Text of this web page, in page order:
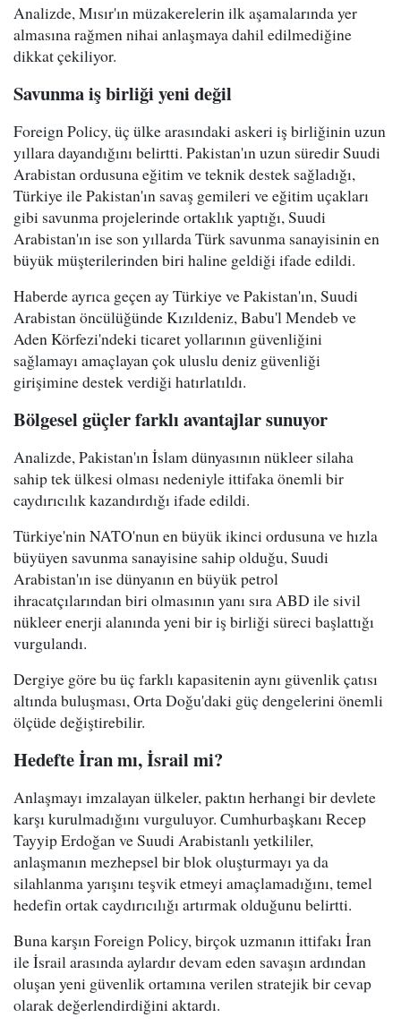
Analizde, Mısır'ın müzakerelerin ilk aşamalarında yer
almasına rağmen nihai anlaşmaya dahil edilmediğine
dikkat çekiliyor.
Savunma iş birliği yeni değil
Foreign Policy, üç ülke arasındaki askeri iş birliğinin uzun
yıllara dayandığını belirtti. Pakistan'ın uzun süredir Suudi
Arabistan ordusuna eğitim ve teknik destek sağladığı,
Türkiye ile Pakistan'ın savaş gemileri ve eğitim uçakları
gibi savunma projelerinde ortaklık yaptığı, Suudi
Arabistan'ın ise son yıllarda Türk savunma sanayisinin en
büyük müşterilerinden biri haline geldiği ifade edildi.
Haberde ayrıca geçen ay Türkiye ve Pakistan'ın, Suudi
Arabistan öncülüğünde Kızıldeniz, Babu'l Mendeb ve
Aden Körfezi'ndeki ticaret yollarının güvenliğini
sağlamayı amaçlayan çok uluslu deniz güvenliği
girişimine destek verdiği hatırlatıldı.
Bölgesel güçler farklı avantajlar sunuyor
Analizde, Pakistan'ın İslam dünyasının nükleer silaha
sahip tek ülkesi olması nedeniyle ittifaka önemli bir
caydırıcılık kazandırdığı ifade edildi.
Türkiye'nin NATO'nun en büyük ikinci ordusuna ve hızla
büyüyen savunma sanayisine sahip olduğu, Suudi
Arabistan'ın ise dünyanın en büyük petrol
ihracatçılarından biri olmasının yanı sıra ABD ile sivil
nükleer enerji alanında yeni bir iş birliği süreci başlattığı
vurgulandı.
Dergiye göre bu üç farklı kapasitenin aynı güvenlik çatısı
altında buluşması, Orta Doğu'daki güç dengelerini önemli
ölçüde değiştirebilir.
Hedefte İran mı, İsrail mi?
Anlaşmayı imzalayan ülkeler, paktın herhangi bir devlete
karşı kurulmadığını vurguluyor. Cumhurbaşkanı Recep
Tayyip Erdoğan ve Suudi Arabistanlı yetkililer,
anlaşmanın mezhepsel bir blok oluşturmayı ya da
silahlanma yarışını teşvik etmeyi amaçlamadığını, temel
hedefin ortak caydırıcılığı artırmak olduğunu belirtti.
Buna karşın Foreign Policy, birçok uzmanın ittifakı İran
ile İsrail arasında aylardır devam eden savaşın ardından
oluşan yeni güvenlik ortamına verilen stratejik bir cevap
olarak değerlendirdiğini aktardı.